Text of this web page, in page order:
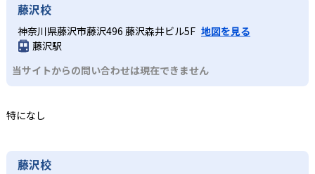
藤沢校
神奈川県藤沢市藤沢496 藤沢森井ビル5F 地図を見る
藤沢駅
当サイトからの問い合わせは現在できません
特になし
藤沢校